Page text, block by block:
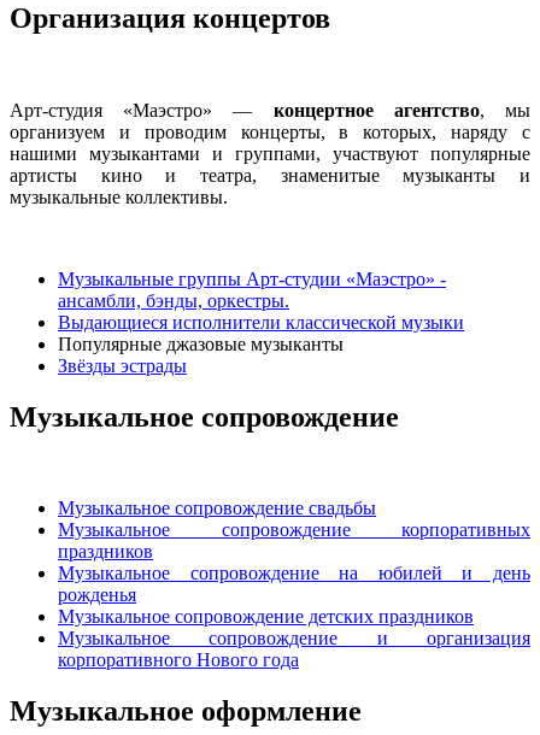
Организация концертов
Арт-студия «Маэстро» — концертное агентство, мы
организуем и проводим концерты, в которых, наряду с
нашими музыкантами и группами, участвуют популярные
артисты кино и театра, знаменитые музыканты и
музыкальные коллективы.
Музыкальные группы Арт-студии «Маэстро» -
ансамбли, бэнды, оркестры.
Выдающиеся исполнители классической музыки
Популярные джазовые музыканты
Звёзды эстрады
Музыкальное сопровождение
Музыкальное сопровождение свадьбы
Музыкальное сопровождение корпоративных
праздников
Музыкальное сопровождение на юбилей и день
рожденья
Музыкальное сопровождение детских праздников
Музыкальное сопровождение и организация
корпоративного Нового года
Музыкальное оформление